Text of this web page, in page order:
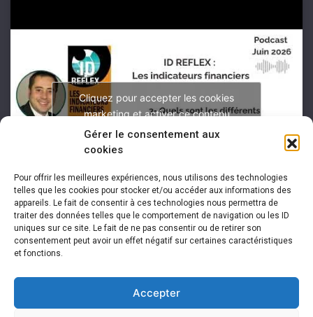
Gérer le consentement aux
cookies
Pour offrir les meilleures expériences, nous utilisons des technologies
telles que les cookies pour stocker et/ou accéder aux informations des
appareils. Le fait de consentir à ces technologies nous permettra de
traiter des données telles que le comportement de navigation ou les ID
uniques sur ce site. Le fait de ne pas consentir ou de retirer son
consentement peut avoir un effet négatif sur certaines caractéristiques
et fonctions.
Accepter
Cliquez pour accepter les cookies
marketing et activer ce contenu